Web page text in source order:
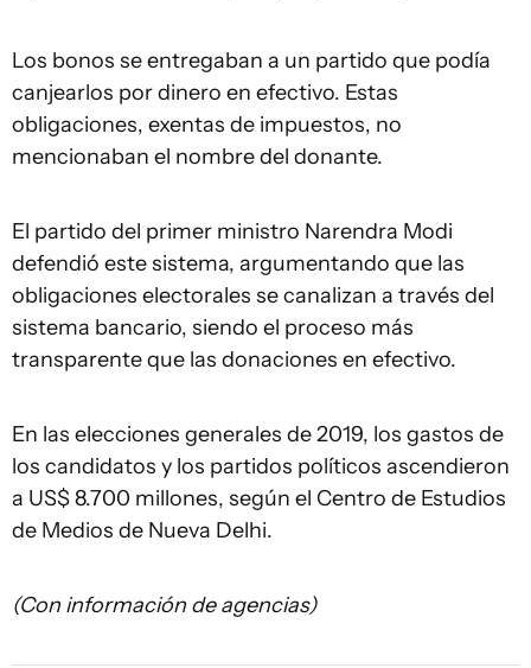
Los bonos se entregaban a un partido que podía
canjearlos por dinero en efectivo. Estas
obligaciones, exentas de impuestos, no
mencionaban el nombre del donante.
El partido del primer ministro Narendra Modi
defendió este sistema, argumentando que las
obligaciones electorales se canalizan a través del
sistema bancario, siendo el proceso más
transparente que las donaciones en efectivo.
En las elecciones generales de 2019, los gastos de
los candidatos y los partidos políticos ascendieron
a US$ 8.700 millones, según el Centro de Estudios
de Medios de Nueva Delhi.
(Con información de agencias)